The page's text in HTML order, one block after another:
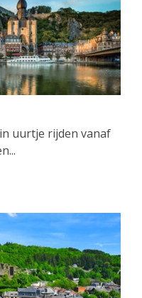
uurtje rijden vanaf